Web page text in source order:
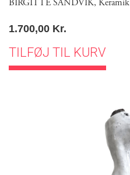
BIRGITTE SANDVIK, Keramik
1.700,00 Kr.
TILFØJ TIL KURV